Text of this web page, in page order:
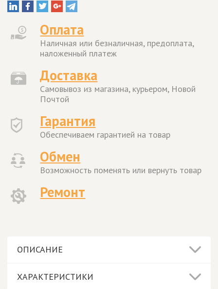
Оплата
Наличная или безналичная, предоплата,
наложенный платеж
Доставка
Самовывоз из магазина, курьером, Новой
Почтой
Гарантия
Обеспечиваем гарантией на товар
Обмен
Возможность поменять или вернуть товар
Ремонт
ОПИСАНИЕ
ХАРАКТЕРИСТИКИ